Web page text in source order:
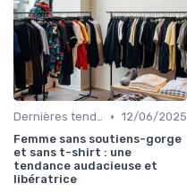
Dernières tendances • 12/06/2025
Femme sans soutiens-gorge
et sans t-shirt : une
tendance audacieuse et
libératrice